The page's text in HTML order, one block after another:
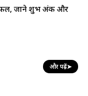
जाने शुभ अंक और
और पढ़ें➤